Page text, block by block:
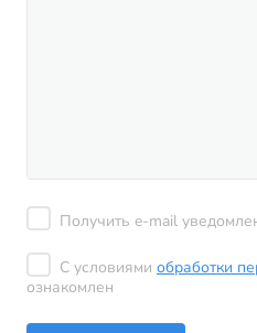
Получить e-mail
С условиями обработки
ознакомлен